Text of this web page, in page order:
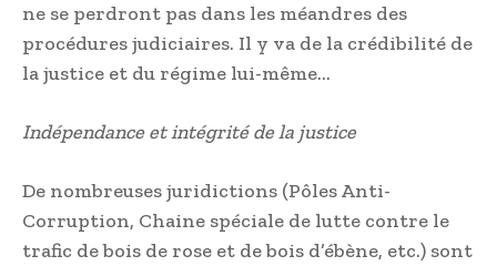
ne se perdront pas dans les méandres des
procédures judiciaires. Il y va de la crédibilité de
la justice et du régime lui-même…
Indépendance et intégrité de la justice
De nombreuses juridictions (Pôles Anti-
Corruption, Chaine spéciale de lutte contre le
trafic de bois de rose et de bois d’ébène, etc.) sont